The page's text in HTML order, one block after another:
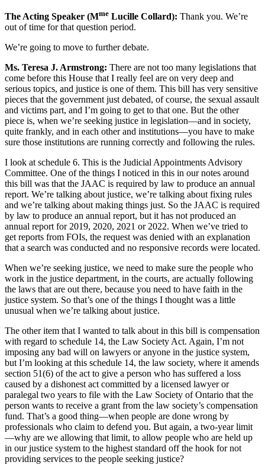
The Acting Speaker (Mme Lucille Collard): Thank you. We’re
out of time for that question period.
We’re going to move to further debate.
Ms. Teresa J. Armstrong: There are not too many legislations that
come before this House that I really feel are on very deep and
serious topics, and justice is one of them. This bill has very sensitive
pieces that the government just debated, of course, the sexual assault
and victims part, and I’m going to get to that one. But the other
piece is, when we’re seeking justice in legislation—and in society,
quite frankly, and in each other and institutions—you have to make
sure those institutions are running correctly and following the rules.
I look at schedule 6. This is the Judicial Appointments Advisory
Committee. One of the things I noticed in this in our notes around
this bill was that the JAAC is required by law to produce an annual
report. We’re talking about justice, we’re talking about fixing rules
and we’re talking about making things just. So the JAAC is required
by law to produce an annual report, but it has not produced an
annual report for 2019, 2020, 2021 or 2022. When we’ve tried to
get reports from FOIs, the request was denied with an explanation
that a search was conducted and no responsive records were located.
When we’re seeking justice, we need to make sure the people who
work in the justice department, in the courts, are actually following
the laws that are out there, because you need to have faith in the
justice system. So that’s one of the things I thought was a little
unusual when we’re talking about justice.
The other item that I wanted to talk about in this bill is compensation
with regard to schedule 14, the Law Society Act. Again, I’m not
imposing any bad will on lawyers or anyone in the justice system,
but I’m looking at this schedule 14, the law society, where it amends
section 51(6) of the act to give a person who has suffered a loss
caused by a dishonest act committed by a licensed lawyer or
paralegal two years to file with the Law Society of Ontario that the
person wants to receive a grant from the law society’s compensation
fund. That’s a good thing—when people are done wrong by
professionals who claim to defend you. But again, a two-year limit
—why are we allowing that limit, to allow people who are held up
in our justice system to the highest standard off the hook for not
providing services to the people seeking justice?